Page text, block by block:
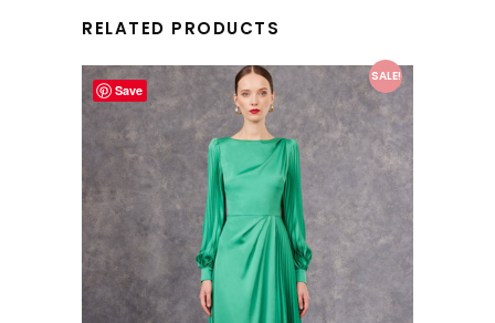
RELATED PRODUCTS
Save
SALE!
This product has multiple variants. The options may be chosen on the product page